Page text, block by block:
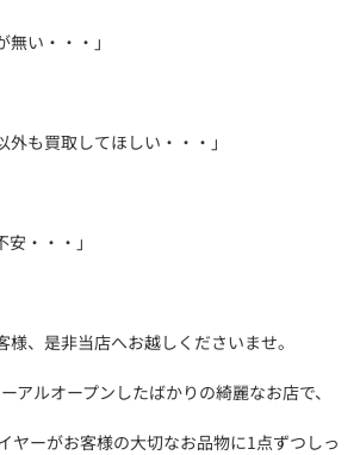
無い・・・」
外も買取してほしい・・・」
安・・・」
様、是非当店へお越しくださいませ。
アルオープンしたばかりの綺麗なお店で、
ヤーがお客様の大切なお品物に1点ずつしっ